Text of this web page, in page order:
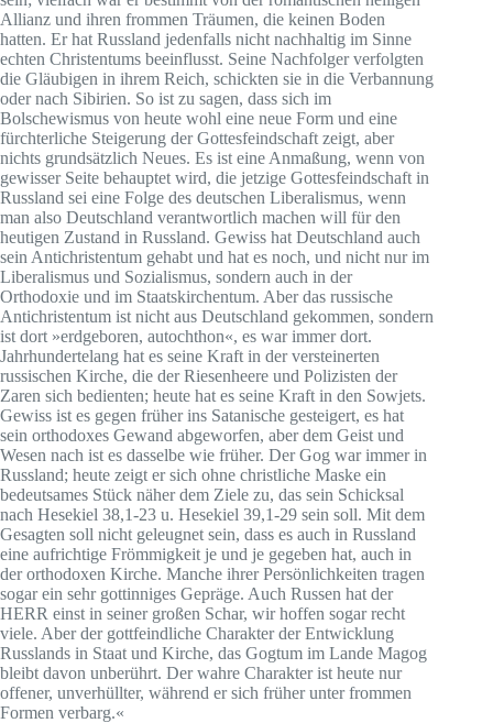
Allianz und ihren frommen Träumen, die keinen Boden
hatten. Er hat Russland jedenfalls nicht nachhaltig im Sinne
echten Christentums beeinflusst. Seine Nachfolger verfolgten
die Gläubigen in ihrem Reich, schickten sie in die Verbannung
oder nach Sibirien. So ist zu sagen, dass sich im
Bolschewismus von heute wohl eine neue Form und eine
fürchterliche Steigerung der Gottesfeindschaft zeigt, aber
nichts grundsätzlich Neues. Es ist eine Anmaßung, wenn von
gewisser Seite behauptet wird, die jetzige Gottesfeindschaft in
Russland sei eine Folge des deutschen Liberalismus, wenn
man also Deutschland verantwortlich machen will für den
heutigen Zustand in Russland. Gewiss hat Deutschland auch
sein Antichristentum gehabt und hat es noch, und nicht nur im
Liberalismus und Sozialismus, sondern auch in der
Orthodoxie und im Staatskirchentum. Aber das russische
Antichristentum ist nicht aus Deutschland gekommen, sondern
ist dort »erdgeboren, autochthon«, es war immer dort.
Jahrhundertelang hat es seine Kraft in der versteinerten
russischen Kirche, die der Riesenheere und Polizisten der
Zaren sich bedienten; heute hat es seine Kraft in den Sowjets.
Gewiss ist es gegen früher ins Satanische gesteigert, es hat
sein orthodoxes Gewand abgeworfen, aber dem Geist und
Wesen nach ist es dasselbe wie früher. Der Gog war immer in
Russland; heute zeigt er sich ohne christliche Maske ein
bedeutsames Stück näher dem Ziele zu, das sein Schicksal
nach Hesekiel 38,1-23 u. Hesekiel 39,1-29 sein soll. Mit dem
Gesagten soll nicht geleugnet sein, dass es auch in Russland
eine aufrichtige Frömmigkeit je und je gegeben hat, auch in
der orthodoxen Kirche. Manche ihrer Persönlichkeiten tragen
sogar ein sehr gottinniges Gepräge. Auch Russen hat der
HERR einst in seiner großen Schar, wir hoffen sogar recht
viele. Aber der gottfeindliche Charakter der Entwicklung
Russlands in Staat und Kirche, das Gogtum im Lande Magog
bleibt davon unberührt. Der wahre Charakter ist heute nur
offener, unverhüllter, während er sich früher unter frommen
Formen verbarg.«